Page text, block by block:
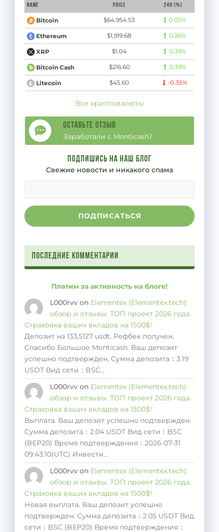
Name Price 24H (%)
Bitcoin $64,954.53 0.05%
Ethereum $1,919.68 0.26%
XRP $1.04 0.39%
Bitcoin Cash $216.60 0.39%
Litecoin $45.60 -0.35%
Все криптовалюты
Оставьте отзыв
Заработали с Monticash?
Подпишись на наш блог
Свежие новости и никакого спама
Последние комментарии
Платим за активность на блоге!
L000rvv on Elementex (Elementex.tech):
обзор и отзывы. ТОП проект 2026 года.
Страховка ваших вкладов на 1500$!
Депозит на 133,5127 usdt. Рефбек получен.
Спасибо Большое Monticash. Ваш депозит
успешно подтвержден. Сумма депозита：3.19
USDT Вид сети：BSC…
L000rvv on Elementex (Elementex.tech):
обзор и отзывы. ТОП проект 2026 года.
Страховка ваших вкладов на 1500$!
Выплата. Ваш депозит успешно подтвержден.
Сумма депозита：2.04 USDT Вид сети：BSC
(BEP20) Время подтверждения：2026-07-31
09:43:10(UTC) Инвести…
L000rvv on Elementex (Elementex.tech):
обзор и отзывы. ТОП проект 2026 года.
Страховка ваших вкладов на 1500$!
Новая выплата. Ваш депозит успешно
подтвержден. Сумма депозита：2.05 USDT Вид
сети：BSC (BEP20) Время подтверждения：